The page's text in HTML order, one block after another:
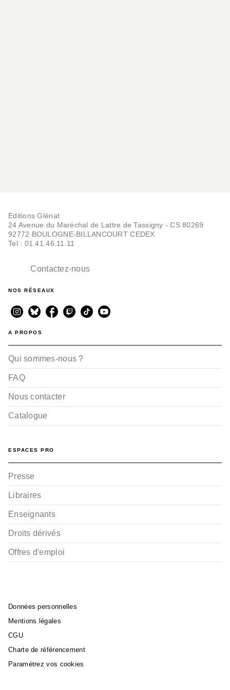
BD JEUNESSE
Waldor - Tome 02
27/04/2016
David de Thuin
Editions Glénat
24 Avenue du Maréchal de Lattre de Tassigny - CS 80269
92772 BOULOGNE-BILLANCOURT CEDEX
Tel : 01.41.46.11.11
Contactez-nous
NOS RÉSEAUX
A PROPOS
Qui sommes-nous ?
FAQ
Nous contacter
Catalogue
ESPACES PRO
Presse
Libraires
Enseignants
Droits dérivés
Offres d'emploi
Données personnelles
Mentions légales
CGU
Charte de référencement
Paramétrez vos cookies